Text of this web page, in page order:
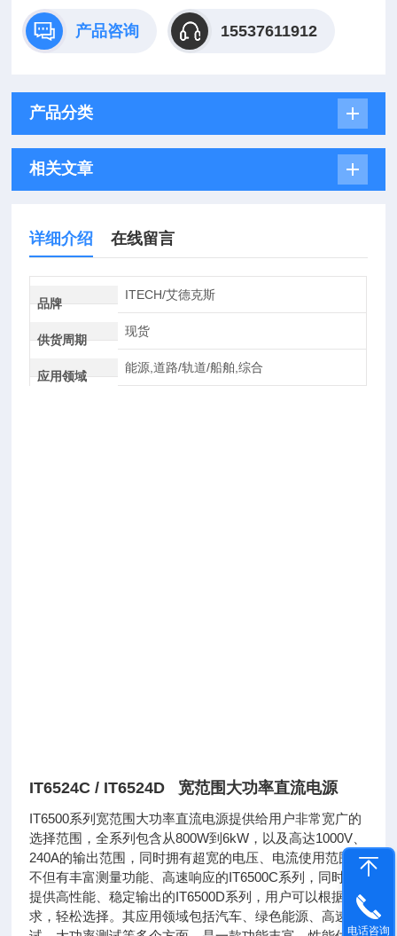
产品咨询 15537611912
产品分类
相关文章
详细介绍 在线留言
品牌
ITECH/艾德克斯
供货周期
现货
应用领域
能源,道路/轨道/船舶,综合
IT6524C / IT6524D 宽范围大功率直流电源
IT6500系列宽范围大功率直流电源提供给用户非常宽广的
选择范围，全系列包含从800W到6kW，以及高达1000V、
240A的输出范围，同时拥有超宽的电压、电流使用范围。
不但有丰富测量功能、高速响应的IT6500C系列，同时也
提供高性能、稳定输出的IT6500D系列，用户可以根据需
求，轻松选择。其应用领域包括汽车、绿色能源、高速测
电话咨询